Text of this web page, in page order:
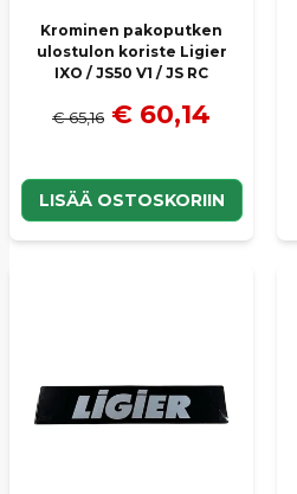
Krominen pakoputken
ulostulon koriste Ligier
IXO / JS50 V1 / JS RC
€ 65,16 € 60,14
LISÄÄ OSTOSKORIIN